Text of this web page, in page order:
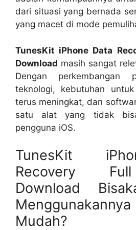
dari situasi yang bernada
yang macet di mode
TunesKit iPhone Data
Download masih sangat
Dengan
teknologi, kebutuhan
terus meningkat, dan
satu alat yang tidak
pengguna iOS.
TunesKit
Recovery
Download
Mudah?